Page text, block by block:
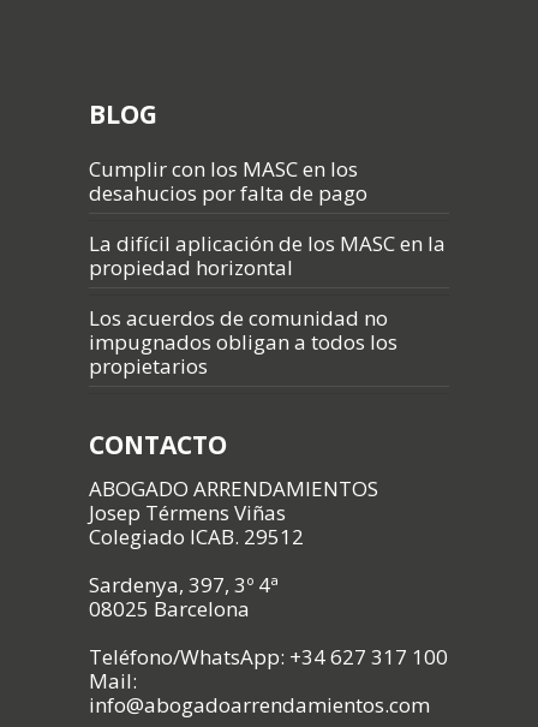
BLOG
Cumplir con los MASC en los
desahucios por falta de pago
La difícil aplicación de los MASC en la
propiedad horizontal
Los acuerdos de comunidad no
impugnados obligan a todos los
propietarios
CONTACTO
ABOGADO ARRENDAMIENTOS
Josep Térmens Viñas
Colegiado ICAB. 29512
Sardenya, 397, 3º 4ª
08025 Barcelona
Teléfono/WhatsApp: +34 627 317 100
Mail:
info@abogadoarrendamientos.com